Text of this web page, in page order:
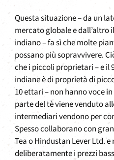
Questa situazione – da un
mercato globale e dall’altro
indiano – fa sì che molte
possano più sopravvivere.
che i piccoli proprietari – e il
indiane è di proprietà di
10 ettari – non hanno voce
parte del tè viene venduto
intermediari vendono per
Spesso collaborano con
Tea o Hindustan Lever Ltd.
deliberatamente i prezzi